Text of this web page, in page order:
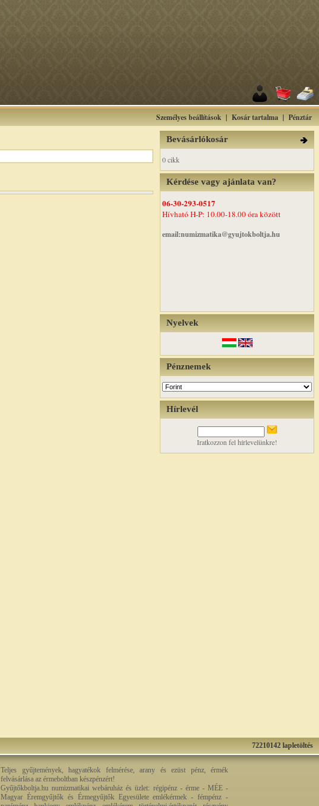
Személyes beállítások | Kosár tartalma | Pénztár
Bevásárlókosár
0 cikk
Kérdése vagy ajánlata van?
06-30-293-0517
Hívható H-P: 10.00-18.00 óra között
email:numizmatika@gyujtokboltja.hu
Nyelvek
Pénznemek
Hírlevél
Iratkozzon fel hírlevelünkre!
72210142 lapletöltés
Teljes gyűjtemények, hagyatékok felmérése, arany és ezüst pénz, érmék
felvásárlása az érmeboltban készpénzért!
Gyűjtőkboltja.hu numizmatikai webáruház és üzlet: régipénz - érme - MÉE -
Magyar Éremgyűjtők és Érmegyűjtők Egyesülete emlékérmek - fémpénz -